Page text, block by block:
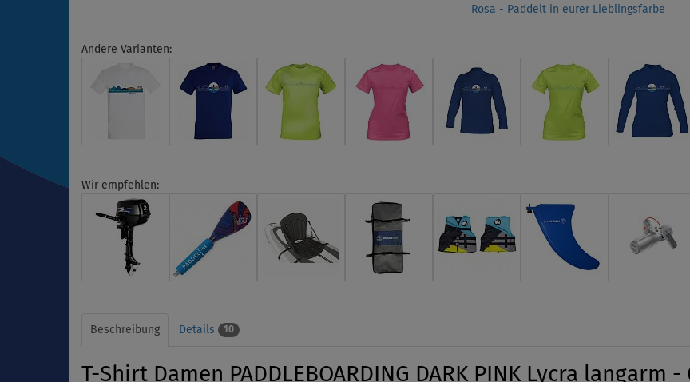
Rosa - Paddelt in eurer Lieblingsfarbe
Andere Varianten:
Wir empfehlen:
Beschreibung Details 10
T-Shirt Damen PADDLEBOARDING DARK PINK Lycra langarm -